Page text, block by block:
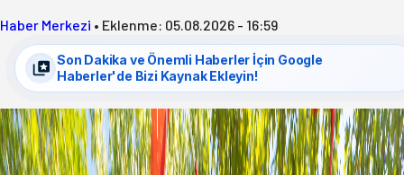
Haber Merkezi • Eklenme: 05.08.2026 - 16:59
Son Dakika ve Önemli Haberler İçin Google
Haberler'de Bizi Kaynak Ekleyin!